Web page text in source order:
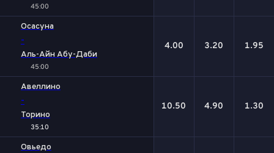
45:00
Осасуна
-
Аль-Айн Абу-Даби
45:00
4.00 3.20 1.95
Авеллино
-
Торино
35:10
10.50 4.90 1.30
Овьедо